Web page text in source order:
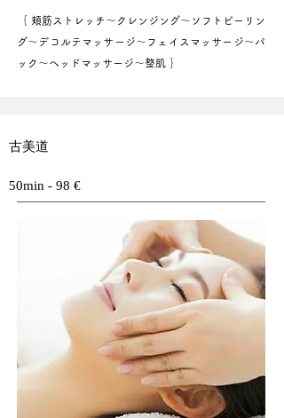
｛ 頬筋ストレッチ〜クレンジング〜ソフトピーリン
グ〜デコルテマッサージ〜フェイスマッサージ〜パ
ック〜ヘッドマッサージ〜整肌 ｝
古美道
50min - 98 €